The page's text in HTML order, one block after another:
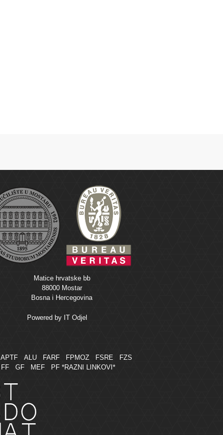
Matice hrvatske bb
88000 Mostar
Bosna i Hercegovina
Powered by IT Odjel
APTF ALU FARF FPMOZ FSRE
FZS
FF
GF MEF PF *RAZNI LINKOVI*